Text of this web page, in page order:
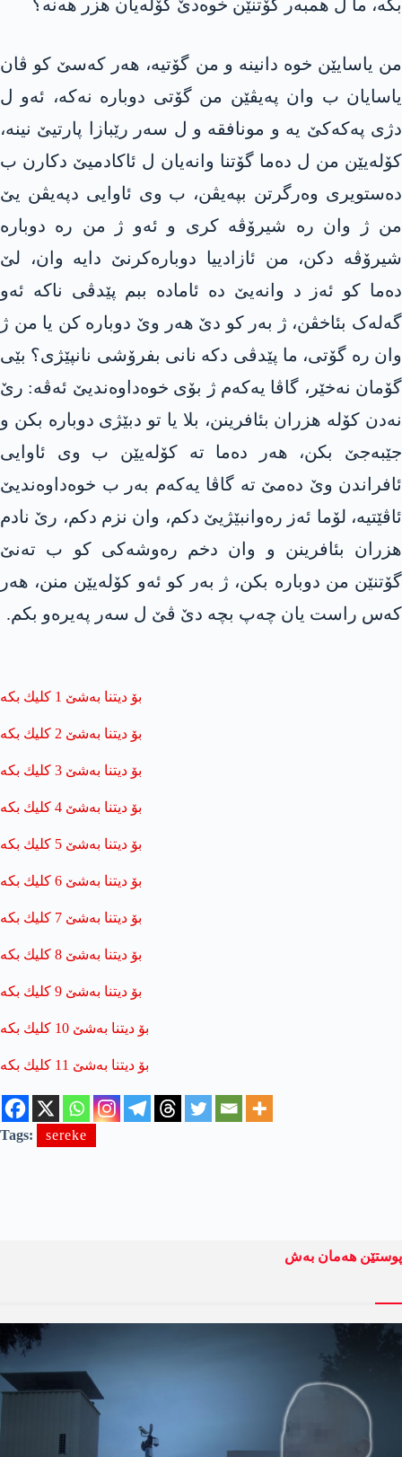
بکە، ما ل همبەر گۆتنێن خوەدێ کۆلەیان هزر هەنە؟
من یاسایێن خوە دانینە و من گۆتیە، هەر کەسێ کو ڤان
یاسایان ب وان پەیڤێن من گۆتی دوبارە نەکە، ئەو ل
دژی پەکەکێ یە و مونافقە و ل سەر رێبازا پارتیێ نینە،
کۆلەیێن من ل دەما گۆتنا وانەیان ل ئاکادمیێ دکارن ب
دەستویری وەرگرتن بپەیڤن، ب وی ئاوایی دپەیڤن یێ
من ژ وان رە شیرۆڤە کری و ئەو ژ من رە دوبارە
شیرۆڤە دکن، من ئازادییا دوبارەکرنێ دایە وان، لێ
دەما کو ئەز د وانەیێ دە ئامادە ببم پێدڤی ناکە ئەو
گەلەک بئاخڤن، ژ بەر کو دێ هەر وێ دوبارە کن یا من ژ
وان رە گۆتی، ما پێدڤی دکە نانی بفرۆشی نانپێژی؟ بێی
گۆمان نەخێر، گاڤا یەکەم ژ بۆی خوەداوەندیێ ئەڤە: رێ
نەدن کۆلە هزران بئافرینن، بلا یا تو دبێژی دوبارە بکن و
جێبەجێ بکن، هەر دەما تە کۆلەیێن ب وی ئاوایی
ئافراندن وێ دەمێ تە گاڤا یەکەم بەر ب خوەداوەندیێ
ئاڤێتیە، لۆما ئەز رەوانبێژیێ دکم، وان نزم دکم، رێ نادم
هزران بئافرینن و وان دخم رەوشەکی کو ب تەنێ
گۆتنێن من دوبارە بکن، ژ بەر کو ئەو کۆلەیێن منن، هەر
کەس راست یان چەپ بچە دێ ڤێ ل سەر پەیرەو بکم.
Tags: sereke
پوستێن ھەمان بەش